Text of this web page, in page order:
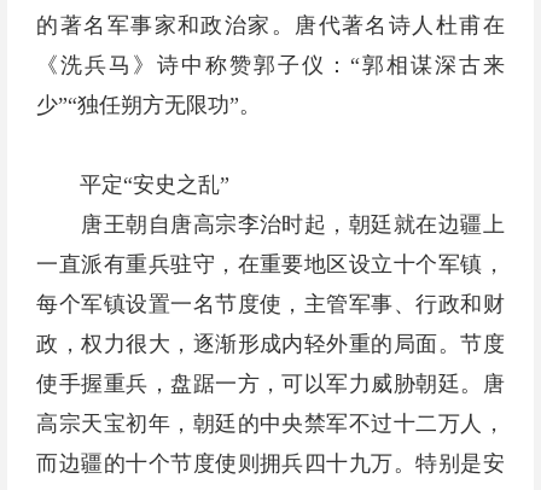
的著名军事家和政治家。唐代著名诗人杜甫在
《洗兵马》诗中称赞郭子仪：“郭相谋深古来
少”“独任朔方无限功”。
平定“安史之乱”
唐王朝自唐高宗李治时起，朝廷就在边疆上
一直派有重兵驻守，在重要地区设立十个军镇，
每个军镇设置一名节度使，主管军事、行政和财
政，权力很大，逐渐形成内轻外重的局面。节度
使手握重兵，盘踞一方，可以军力威胁朝廷。唐
高宗天宝初年，朝廷的中央禁军不过十二万人，
而边疆的十个节度使则拥兵四十九万。特别是安